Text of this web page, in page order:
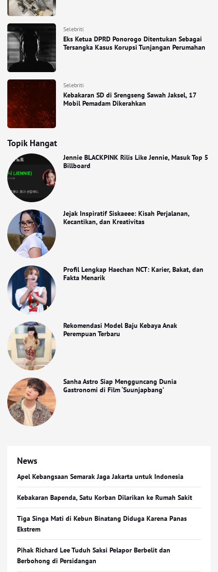
Selebriti
Eks Ketua DPRD Ponorogo Ditentukan Sebagai
Tersangka Kasus Korupsi Tunjangan Perumahan
Selebriti
Kebakaran SD di Srengseng Sawah Jaksel, 17
Mobil Pemadam Dikerahkan
Topik Hangat
Jennie BLACKPINK Rilis Like Jennie, Masuk Top 5
Billboard
Jejak Inspiratif Siskaeee: Kisah Perjalanan,
Kecantikan, dan Kreativitas
Profil Lengkap Haechan NCT: Karier, Bakat, dan
Fakta Menarik
Rekomendasi Model Baju Kebaya Anak
Perempuan Terbaru
Sanha Astro Siap Mengguncang Dunia
Gastronomi di Film ‘Suunjapbang’
News
Apel Kebangsaan Semarak Jaga Jakarta untuk Indonesia
Kebakaran Bapenda, Satu Korban Dilarikan ke Rumah Sakit
Tiga Singa Mati di Kebun Binatang Diduga Karena Panas
Ekstrem
Pihak Richard Lee Tuduh Saksi Pelapor Berbelit dan
Berbohong di Persidangan